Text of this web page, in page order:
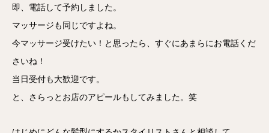
即、電話して予約しました。
マッサージも同じですよね。
今マッサージ受けたい！と思ったら、すぐにあまらにお電話くだ
さいね！
当日受付も大歓迎です。
と、さらっとお店のアピールもしてみました。笑